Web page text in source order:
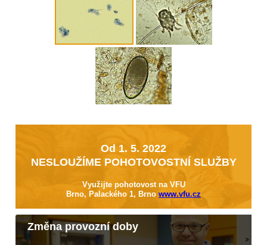
Od 1. 5. 2022
NESLOUŽÍME POHOTOVOSTNÍ SLUŽBY
Využijte pohotovost na VFU
Brno, Palackého 1, Brno www.vfu.cz
Změna provozní doby